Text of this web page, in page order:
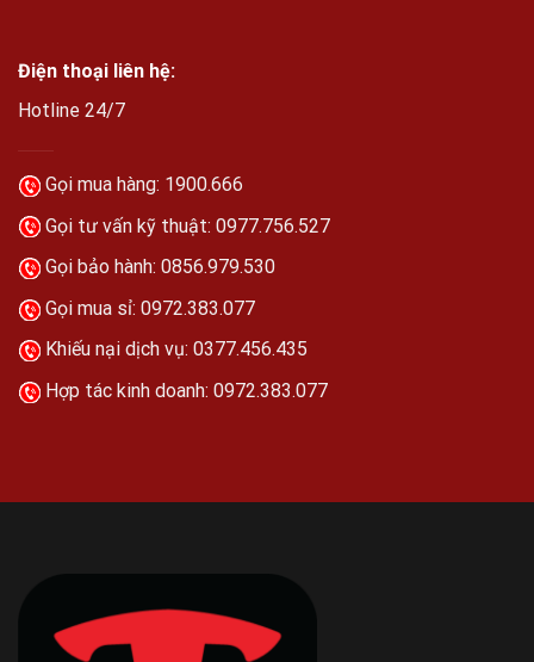
Điện thoại liên hệ:
Hotline 24/7
Gọi mua hàng: 1900.666
Gọi tư vấn kỹ thuật: 0977.756.527
Gọi bảo hành: 0856.979.530
Gọi mua sỉ: 0972.383.077
Khiếu nại dịch vụ: 0377.456.435
Hợp tác kinh doanh: 0972.383.077